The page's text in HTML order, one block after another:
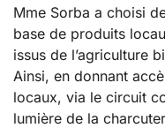
Mme Sorba a choisi
base de produits
issus de l’agriculture
Ainsi, en donnant
locaux, via le circuit
lumière de la